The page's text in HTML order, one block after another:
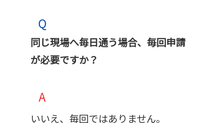
Q
同じ現場へ毎日通う場合、毎回申請
が必要ですか？
A
いいえ、毎回ではありません。